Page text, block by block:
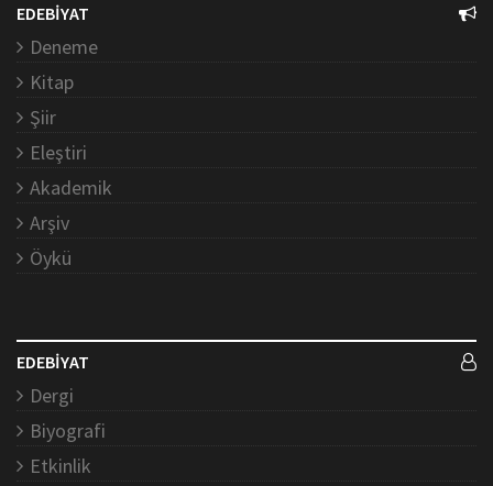
EDEBİYAT
Deneme
Kitap
Şiir
Eleştiri
Akademik
Arşiv
Öykü
EDEBİYAT
Dergi
Biyografi
Etkinlik